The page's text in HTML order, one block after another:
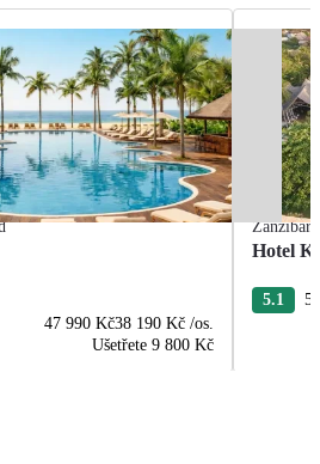
47 990 Kč38 190 Kč /os.
Ušetřete 9 800 Kč
Zanzibar
Hotel
5.1